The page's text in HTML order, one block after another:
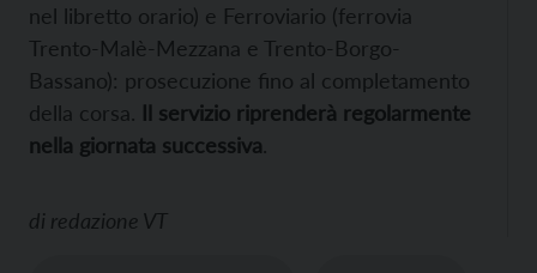
nel libretto orario) e Ferroviario (ferrovia
Trento-Malè-Mezzana e Trento-Borgo-
Bassano): prosecuzione fino al completamento
della corsa. Il servizio riprenderà regolarmente
nella giornata successiva.
di redazione VT